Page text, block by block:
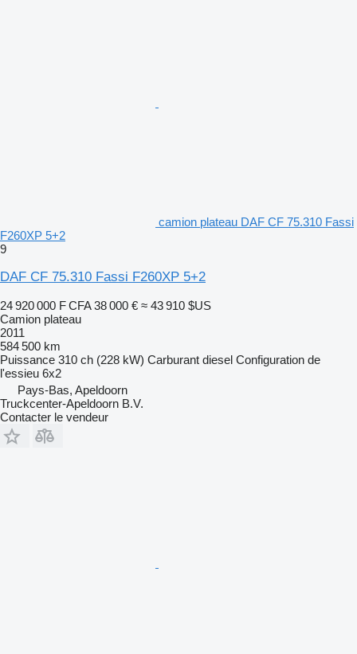
camion plateau DAF CF 75.310 Fassi
F260XP 5+2
9
DAF CF 75.310 Fassi F260XP 5+2
24 920 000 F CFA 38 000 € ≈ 43 910 $US
Camion plateau
2011
584 500 km
Puissance 310 ch (228 kW) Carburant diesel Configuration de
l'essieu 6x2
Pays-Bas, Apeldoorn
Truckcenter-Apeldoorn B.V.
Contacter le vendeur